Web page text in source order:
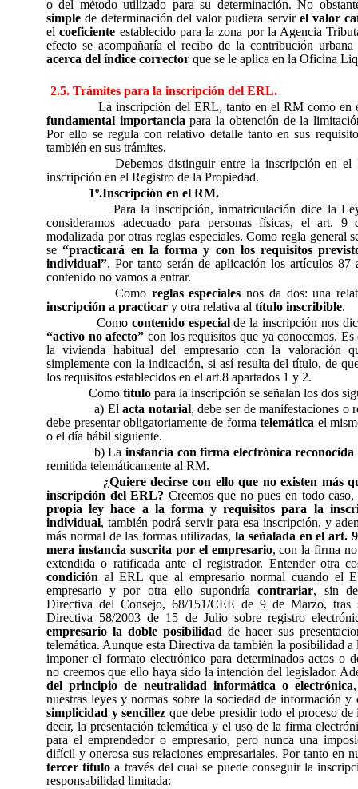
o del método utilizado para su determinación. No
simple de determinación del valor pudiera servir el valor
elcoeficiente establecido para la zona por la Agencia
efecto se acompañaría el recibo de la contribución
acerca del índice corrector que se le aplica en la Oficina
2.5. Trámites para la inscripción del ERL.
La inscripción del ERL, tanto en el RM como en
fundamental importanciapara la obtención de la
Por ello se regula con relativo detalle tanto en sus
también en sus trámites.
Debemos distinguir entre la inscripción en
inscripción en el Registro de la Propiedad.
1º.Inscripción en el RM.
Para la inscripción, inmatriculación dice la
consideramos adecuado para personas físicas, el art.
modalizada por otras reglas especiales. Como regla general
se“practicará en la forma y con los requisitos
individual”. Por tanto serán de aplicación los artículos
contenido no vamos a entrar.
Como reglas especiales nos da dos: una
inscripción a practicar y otra relativa al título inscribible.
Como contenido especialde la inscripción nos
“activo no afecto” con los requisitos que ya conocemos.
la vivienda habitual del empresario con la valoración
simplemente con la indicación, si así resulta del título, de
los requisitos establecidos en el art.8 apartados 1 y 2.
Como título para la inscripción se señalan los dos
a) Elacta notarial, debe ser de manifestaciones o
debe presentar obligatoriamente de formatelemática el
o el día hábil siguiente.
b) Lainstancia con firma electrónica reconocida
remitida telemáticamente al RM.
¿Quiere decirse con ello que no existen más
inscripción del ERL? Creemos que no pues en todo
propia ley hace a la forma y requisitos para la
individual, también podrá servir para esa inscripción, y
más normal de las formas utilizadas, la señalada en el art.
mera instancia suscrita por el empresario, con la firma
extendida o ratificada ante el registrador. Entender otra
condición al ERL que al empresario normal cuando el
empresario y por otra ello supondría contrariar, sin
Directiva del Consejo, 68/151/CEE de 9 de Marzo,
Directiva 58/2003 de 15 de Julio sobre registro
empresario la doble posibilidad de hacer sus
telemática. Aunque esta Directiva da también la posibilidad a
imponer el formato electrónico para determinados actos o
no creemos que ello haya sido la intención del legislador.
del principio de neutralidad informática o electrónica
nuestras leyes y normas sobre la sociedad de información y
simplicidad y sencillez que debe presidir todo el proceso
decir, la presentación telemática y el uso de la firma
para el emprendedor o empresario, pero nunca una
difícil y onerosa sus relaciones empresariales. Por tanto en
tercer título a través del cual se puede conseguir la
responsabilidad limitada: